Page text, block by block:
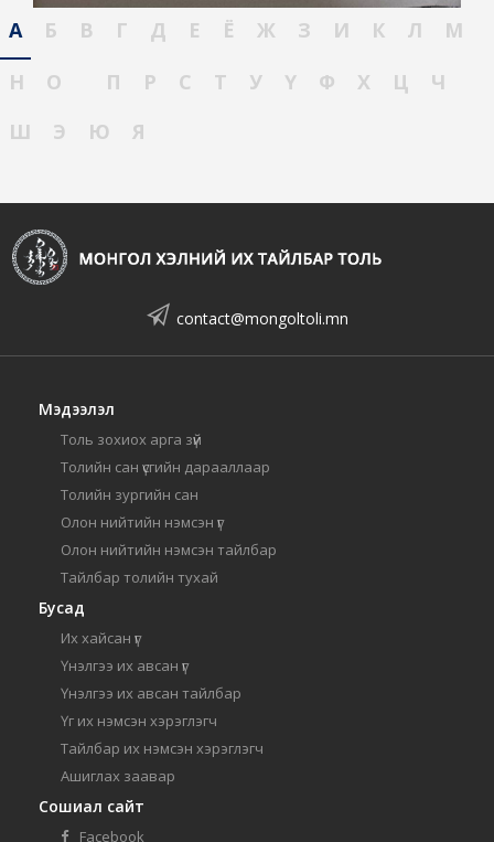
А Б В Г Д Е Ё Ж З И К Л
М
Н
О П Р С Т У Ү Ф Х Ц
Ч
Ш
Э Ю Я
contact@mongoltoli.mn
Мэдээлэл
Толь зохиох арга зүй
Толийн сан үсгийн дарааллаар
Толийн зургийн сан
Олон нийтийн нэмсэн үг
Олон нийтийн нэмсэн тайлбар
Тайлбар толийн тухай
Бусад
Их хайсан үг
Үнэлгээ их авсан үг
Үнэлгээ их авсан тайлбар
Үг их нэмсэн хэрэглэгч
Тайлбар их нэмсэн хэрэглэгч
Ашиглах заавар
Сошиал сайт
Facebook